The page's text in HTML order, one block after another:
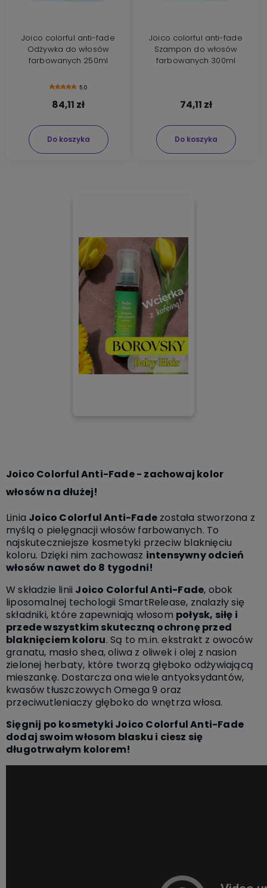
Joico colorful anti-fade
Odżywka do włosów
farbowanych 250ml
5.0
84,11 zł
Do koszyka
Joico colorful anti-fade
Szampon do włosów
farbowanych 300ml
74,11 zł
Do koszyka
Joico Colorful Anti-Fade - zachowaj kolor
włosów na dłużej!
Linia Joico Colorful Anti-Fade została stworzona z
myślą o pielęgnacji włosów farbowanych. To
najskuteczniejsze kosmetyki przeciw blaknięciu
koloru. Dzięki nim zachowasz intensywny odcień
włosów nawet do 8 tygodni!
W składzie linii Joico Colorful Anti-Fade, obok
liposomalnej techologii SmartRelease, znalazły się
składniki, które zapewniają włosom połysk, siłę i
przede wszystkim skuteczną ochronę przed
blaknięciem koloru. Są to m.in. ekstrakt z owoców
granatu, masło shea, oliwa z oliwek i olej z nasion
zielonej herbaty, które tworzą głęboko odżywiającą
mieszankę. Dostarcza ona wiele antyoksydantów,
kwasów tłuszczowych Omega 9 oraz
przeciwutleniaczy głęboko do wnętrza włosa.
Sięgnij po kosmetyki Joico Colorful Anti-Fade
dodaj swoim włosom blasku i ciesz się
długotrwałym kolorem!